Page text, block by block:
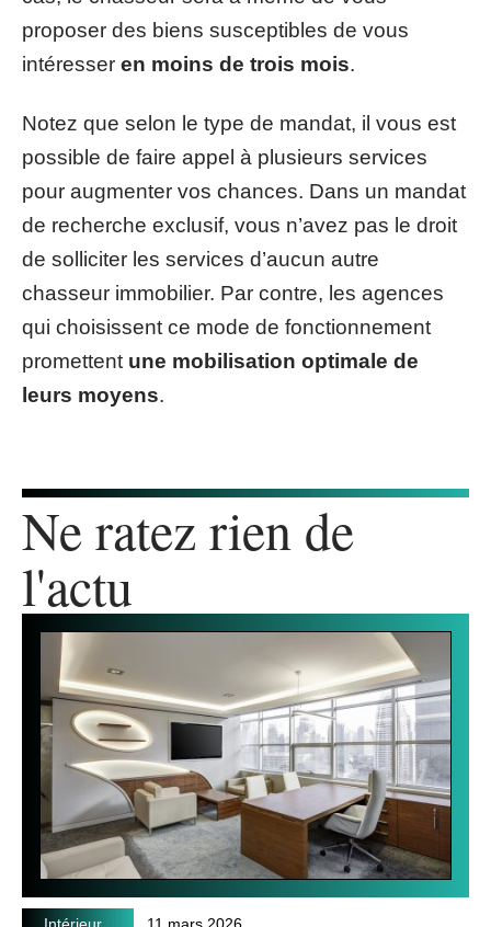
proposer des biens susceptibles de vous
intéresser en moins de trois mois.
Notez que selon le type de mandat, il vous est
possible de faire appel à plusieurs services
pour augmenter vos chances. Dans un mandat
de recherche exclusif, vous n’avez pas le droit
de solliciter les services d’aucun autre
chasseur immobilier. Par contre, les agences
qui choisissent ce mode de fonctionnement
promettent une mobilisation optimale de
leurs moyens.
Ne ratez rien de
l'actu